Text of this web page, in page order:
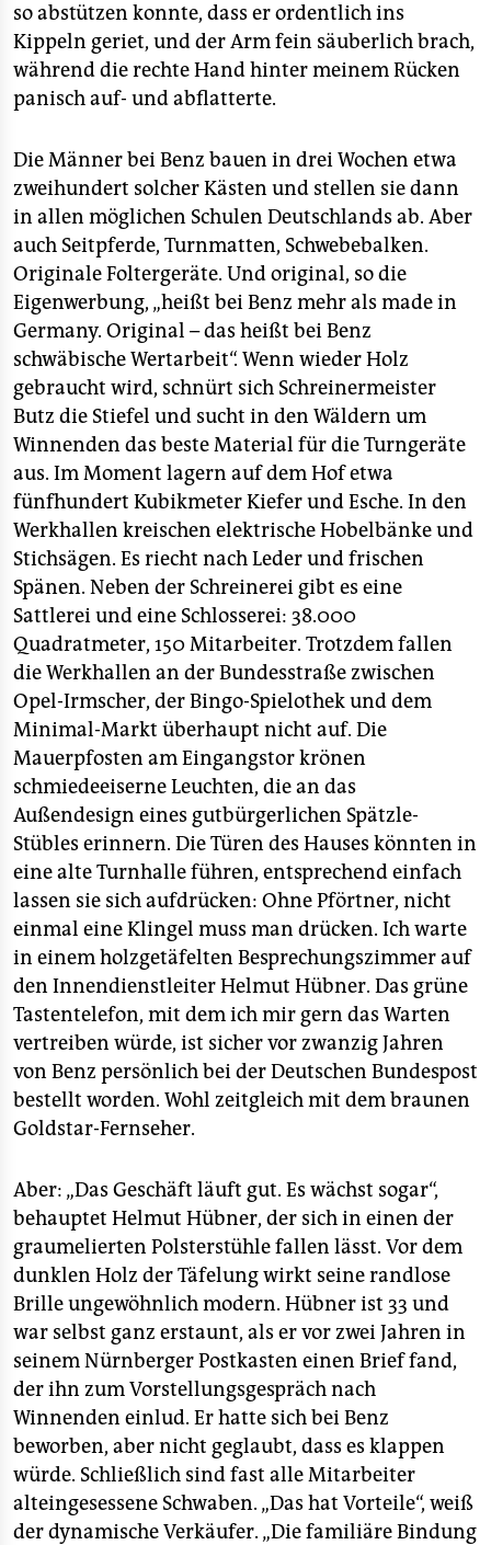
so abstützen konnte, dass er ordentlich ins
Kippeln geriet, und der Arm fein säuberlich brach,
während die rechte Hand hinter meinem Rücken
panisch auf- und abflatterte.
Die Männer bei Benz bauen in drei Wochen etwa
zweihundert solcher Kästen und stellen sie dann
in allen möglichen Schulen Deutschlands ab. Aber
auch Seitpferde, Turnmatten, Schwebebalken.
Originale Foltergeräte. Und original, so die
Eigenwerbung, „heißt bei Benz mehr als made in
Germany. Original – das heißt bei Benz
schwäbische Wertarbeit“. Wenn wieder Holz
gebraucht wird, schnürt sich Schreinermeister
Butz die Stiefel und sucht in den Wäldern um
Winnenden das beste Material für die Turngeräte
aus. Im Moment lagern auf dem Hof etwa
fünfhundert Kubikmeter Kiefer und Esche. In den
Werkhallen kreischen elektrische Hobelbänke und
Stichsägen. Es riecht nach Leder und frischen
Spänen. Neben der Schreinerei gibt es eine
Sattlerei und eine Schlosserei: 38.000
Quadratmeter, 150 Mitarbeiter. Trotzdem fallen
die Werkhallen an der Bundesstraße zwischen
Opel-Irmscher, der Bingo-Spielothek und dem
Minimal-Markt überhaupt nicht auf. Die
Mauerpfosten am Eingangstor krönen
schmiedeeiserne Leuchten, die an das
Außendesign eines gutbürgerlichen Spätzle-
Stübles erinnern. Die Türen des Hauses könnten in
eine alte Turnhalle führen, entsprechend einfach
lassen sie sich aufdrücken: Ohne Pförtner, nicht
einmal eine Klingel muss man drücken. Ich warte
in einem holzgetäfelten Besprechungszimmer auf
den Innendienstleiter Helmut Hübner. Das grüne
Tastentelefon, mit dem ich mir gern das Warten
vertreiben würde, ist sicher vor zwanzig Jahren
von Benz persönlich bei der Deutschen Bundespost
bestellt worden. Wohl zeitgleich mit dem braunen
Goldstar-Fernseher.
Aber: „Das Geschäft läuft gut. Es wächst sogar“,
behauptet Helmut Hübner, der sich in einen der
graumelierten Polsterstühle fallen lässt. Vor dem
dunklen Holz der Täfelung wirkt seine randlose
Brille ungewöhnlich modern. Hübner ist 33 und
war selbst ganz erstaunt, als er vor zwei Jahren in
seinem Nürnberger Postkasten einen Brief fand,
der ihn zum Vorstellungsgespräch nach
Winnenden einlud. Er hatte sich bei Benz
beworben, aber nicht geglaubt, dass es klappen
würde. Schließlich sind fast alle Mitarbeiter
alteingesessene Schwaben. „Das hat Vorteile“, weiß
der dynamische Verkäufer. „Die familiäre Bindung